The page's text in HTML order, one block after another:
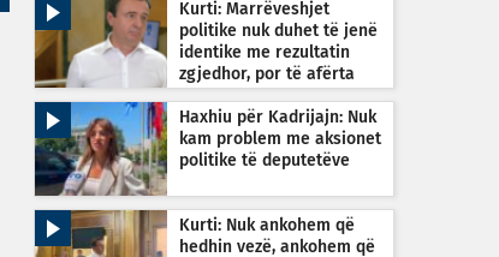
Kurti: Marrëveshjet
politike nuk duhet të jenë
identike me rezultatin
zgjedhor, por të afërta
Haxhiu për Kadrijajn: Nuk
kam problem me aksionet
politike të deputetëve
Kurti: Nuk ankohem që
hedhin vezë, ankohem që